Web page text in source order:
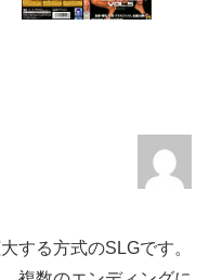
する方式のSLGです。